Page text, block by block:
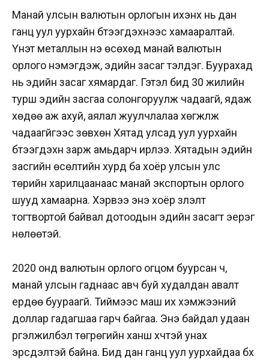
Манай улсын валютын орлогын ихэнх нь дан
ганц уул уурхайн бүтээгдэхүүнээс хамааралтай.
Үнэт металлын үнэ өсөхөд манай валютын
орлого нэмэгдэж, эдийн засаг тэлдэг. Буурахад
нь эдийн засаг хямардаг. Гэтэл бид 30 жилийн
турш эдийн засгаа солонгоруулж чадаагүй, ядаж
хөдөө аж ахуй, аялал жуулчлалаа хөгжүүлж
чадаагүйгээс зөвхөн Хятад улсад уул уурхайн
бүтээгдэхүүн зарж амьдарч ирлээ. Хятадын эдийн
засгийн өсөлтийн хурд ба хоёр улсын улс
төрийн харилцаанаас манай экспортын орлого
шууд хамаарна. Хэрвээ энэ хоёр үзүүлэлт
тогтвортой байвал дотоодын эдийн засагт эерэг
нөлөөтэй.
2020 онд валютын орлого огцом буурсан ч,
манай улсын гаднаас авч буй худалдан авалт
ердөө буураагүй. Тиймээс маш их хэмжээний
доллар гадагшаа гарч байгаа. Энэ байдал удаан
үргэлжилбэл төгрөгийн ханш хүчтэй унах
эрсдэлтэй байна. Бид дан ганц уул уурхайдаа бүх